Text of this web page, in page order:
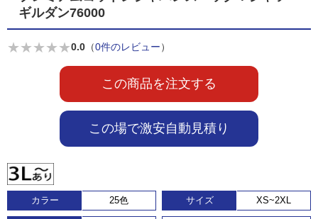
ギルダン76000
★ ★ ★ ★ ★0.0 （0件のレビュー）
この商品を注文する
この場で激安自動見積り
カラー 25色 サイズ XS~2XL